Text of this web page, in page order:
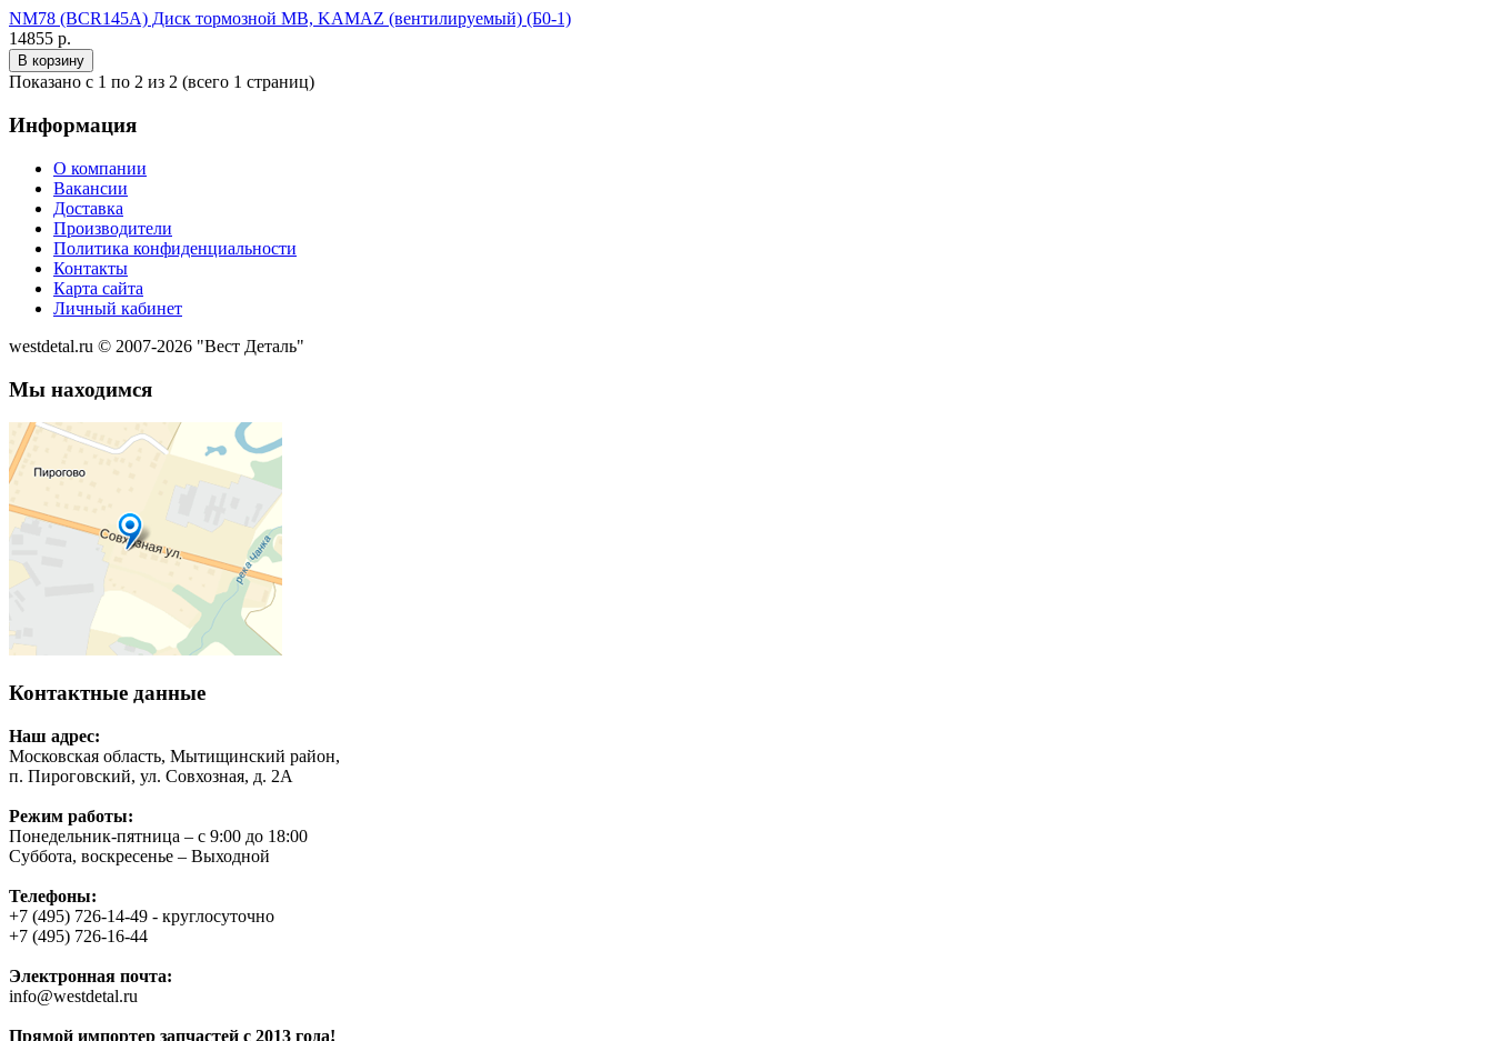
NM78 (BCR145A) Диск тормозной MB, KAMAZ (вентилируемый) (Б0-1)
14855 р.
Показано с 1 по 2 из 2 (всего 1 страниц)
Информация
О компании
Вакансии
Доставка
Производители
Политика конфиденциальности
Контакты
Карта сайта
Личный кабинет
westdetal.ru © 2007-2026 "Вест Деталь"
Мы находимся
Контактные данные
Наш адрес:
Московская область, Мытищинский район,
п. Пироговский, ул. Совхозная, д. 2А
Режим работы:
Понедельник-пятница – с 9:00 до 18:00
Суббота, воскресенье – Выходной
Телефоны:
+7 (495) 726-14-49 - круглосуточно
+7 (495) 726-16-44
Электронная почта:
info@westdetal.ru
Прямой импортер запчастей с 2013 года!